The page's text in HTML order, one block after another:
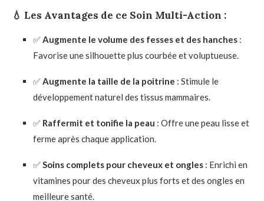
💧 Les Avantages de ce Soin Multi-Action :
✅Augmente le volume des fesses et des hanches :
Favorise une silhouette plus courbée et voluptueuse.
✅Augmente la taille de la poitrine : Stimule le
développement naturel des tissus mammaires.
✅ Raffermit et tonifie la peau : Offre une peau lisse et
ferme après chaque application.
✅Soins complets pour cheveux et ongles : Enrichi en
vitamines pour des cheveux plus forts et des ongles en
meilleure santé.